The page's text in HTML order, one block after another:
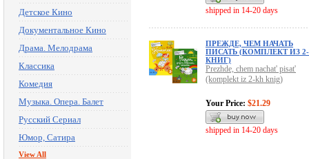
Детское Кино
Документальное Кино
Драма. Мелодрама
Классика
Комедия
Музыка. Опера. Балет
Русский Сериал
Юмор, Сатира
View All
shipped in 14-20 days
ПРЕЖДЕ, ЧЕМ НАЧАТЬ
ПИСАТЬ (КОМПЛЕКТ ИЗ
КНИГ)
Prezhde, chem nachat' pisat'
(komplekt iz 2-kh knig)
Your Price: $21.29
shipped in 14-20 days